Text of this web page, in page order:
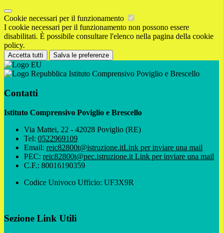
Cookie necessari per il funzionamento
I cookie necessari per il funzionamento non possono essere
disabilitati. È possibile consultare l'elenco nella pagina della cookie
policy.
Accetta tutti Salva le preferenze
Istituto Comprensivo Poviglio e Brescello
Contatti
Istituto Comprensivo Poviglio e Brescello
Via Mattei, 22 - 42028 Poviglio (RE)
Tel: 0522969109
Email: reic82800t@istruzione.itLink per inviare una mail
PEC: reic82800t@pec.istruzione.it Link per inviare una mail
C.F.: 80016190359
Codice Univoco Ufficio: UF3X9R
Sezione Link Utili